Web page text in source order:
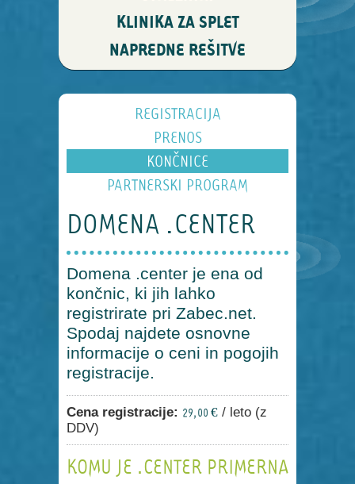
KLINIKA ZA SPLET
NAPREDNE REŠITVE
REGISTRACIJA
PRENOS
KONČNICE
PARTNERSKI PROGRAM
DOMENA .CENTER
Domena .center je ena od
končnic, ki jih lahko
registrirate pri Zabec.net.
Spodaj najdete osnovne
informacije o ceni in pogojih
registracije.
Cena registracije: 29,00 € / leto (z
DDV)
KOMU JE .CENTER PRIMERNA